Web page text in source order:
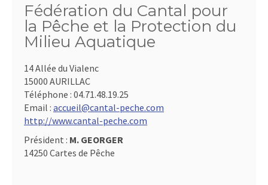
Fédération du Cantal pour
la Pêche et la Protection du
Milieu Aquatique
14 Allée du Vialenc
15000 AURILLAC
Téléphone : 04.71.48.19.25
Email : accueil@cantal-peche.com
http://www.cantal-peche.com
Président : M. GEORGER
14250 Cartes de Pêche